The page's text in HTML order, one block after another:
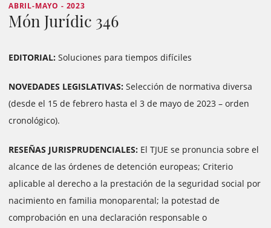
ABRIL-MAYO - 2023
Món Jurídic 346
EDITORIAL: Soluciones para tiempos difíciles
NOVEDADES LEGISLATIVAS: Selección de normativa diversa
(desde el 15 de febrero hasta el 3 de mayo de 2023 – orden
cronológico).
RESEÑAS JURISPRUDENCIALES: El TJUE se pronuncia sobre el
alcance de las órdenes de detención europeas; Criterio
aplicable al derecho a la prestación de la seguridad social por
nacimiento en familia monoparental; la potestad de
comprobación en una declaración responsable o